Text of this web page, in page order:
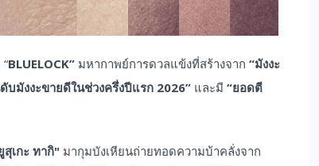
BLUELOCK” มหากาพย์การดวลแข้งที่สร้างจาก “มังงะ
บมังงะขายดีในช่วงครึ่งปีแรก 2026” และมี “ยอดตี
สุเกะ ทากิ" มากุมบังเหียนถ่ายทอดความบ้าคลั่งจาก